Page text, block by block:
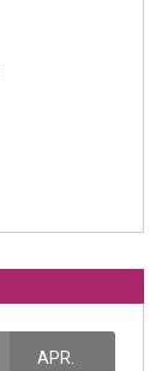
APR.